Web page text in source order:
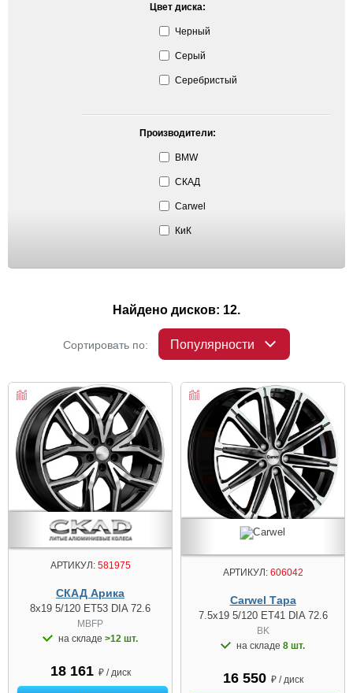
Цвет диска:
Черный
Серый
Серебристый
Производители:
BMW
СКАД
Carwel
КиК
Найдено дисков: 12.
Сортировать по: Популярности
АРТИКУЛ:581975
СКАД Арика
8x19 5/120 ET53 DIA 72.6
MBFP
на складе >12 шт.
18 161 ₽ / диск
АРТИКУЛ:606042
Carwel Тара
7.5x19 5/120 ET41 DIA 72.6
BK
на складе 8 шт.
16 550 ₽ / диск